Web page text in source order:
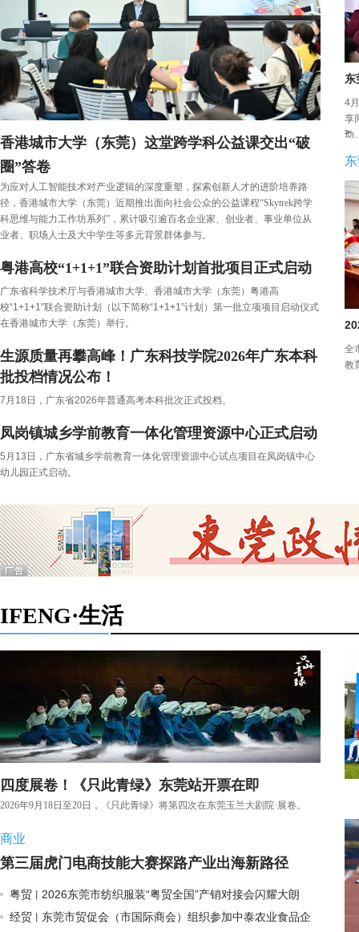
香港城市大学（东莞）这堂跨学科公益课交出“破
圈”答卷
为应对人工智能技术对产业逻辑的深度重塑，探索创新人才的进阶培养路
径，香港城市大学（东莞）近期推出面向社会公众的公益课程“Skytrek跨学
科思维与能力工作坊系列”，累计吸引逾百名企业家、创业者、事业单位从
业者、职场人士及大中学生等多元背景群体参与。
粤港高校“1+1+1”联合资助计划首批项目正式启动
广东省科学技术厅与香港城市大学、香港城市大学（东莞）粤港高
校“1+1+1”联合资助计划（以下简称“1+1+1”计划）第一批立项项目启动仪式
在香港城市大学（东莞）举行。
生源质量再攀高峰！广东科技学院2026年广东本科
批投档情况公布！
7月18日，广东省2026年普通高考本科批次正式投档。
凤岗镇城乡学前教育一体化管理资源中心正式启动
5月13日，广东省城乡学前教育一体化管理资源中心试点项目在凤岗镇中心
幼儿园正式启动。
东
4
享
动
>
全
教
IFENG·生活
四度展卷！《只此青绿》东莞站开票在即
2026年9月18日至20日，《只此青绿》将第四次在东莞玉兰大剧院·展卷。
商业
第三届虎门电商技能大赛探路产业出海新路径
粤贸
2026东莞市纺织服装“粤贸全国”产销对接会闪耀大朗
经贸
东莞市贸促会（市国际商会）组织参加中泰农业食品企